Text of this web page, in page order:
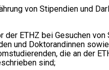
von Stipendien und
der ETHZ bei Gesuchen von
und Doktorandinnen sowie
die an der
sind;